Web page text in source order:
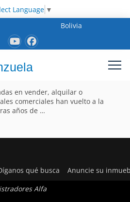
Language ▼
Bolivia
en vender, alquilar o
comerciales han vuelto a la
años de …
qué busca Anuncie su
Alfa